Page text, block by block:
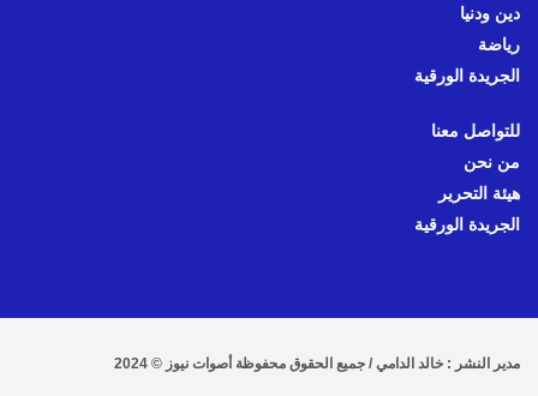
دين ودنيا
رياضة
الجريدة الورقية
للتواصل معنا
من نحن
هيئة التحرير
الجريدة الورقية
مدير النشر : خالد الدامي / جميع الحقوق محفوظة أصوات نيوز © 2024